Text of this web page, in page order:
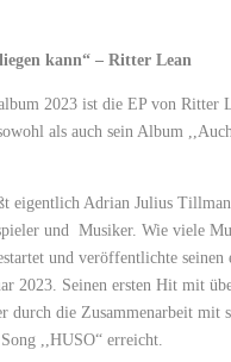
kann“ – Ritter Lean
2023 ist die EP von Ritter
als auch sein Album
eigentlich Adrian Julius
und Musiker. Wie viele
und veröffentlichte seinen
2023. Seinen ersten Hit mit
durch die Zusammenarbeit mit
,,HUSO“ erreicht.